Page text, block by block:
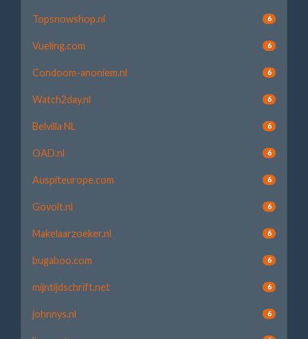
Topsnowshop.nl 6
Vueling.com 6
Condoom-anoniem.nl 6
Watch2day.nl 6
Belvilla NL 6
OAD.nl 6
Auspiteurope.com 6
Govolt.nl 6
Makelaarzoeker.nl 6
bugaboo.com 6
mijntijdschrift.net 6
johnnys.nl 6